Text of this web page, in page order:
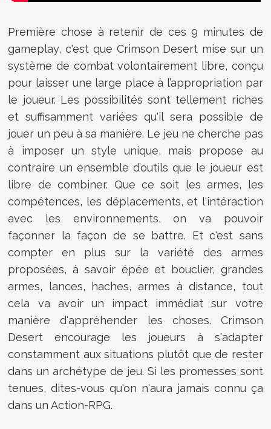
Première chose à retenir de ces 9 minutes de
gameplay, c'est que Crimson Desert mise sur un
système de combat volontairement libre, conçu
pour laisser une large place à l’appropriation par
le joueur. Les possibilités sont tellement riches
et suffisamment variées qu'il sera possible de
jouer un peu à sa manière. Le jeu ne cherche pas
à imposer un style unique, mais propose au
contraire un ensemble d’outils que le joueur est
libre de combiner. Que ce soit les armes, les
compétences, les déplacements, et l'intéraction
avec les environnements, on va pouvoir
façonner la façon de se battre. Et c'est sans
compter en plus sur la variété des armes
proposées, à savoir épée et bouclier, grandes
armes, lances, haches, armes à distance, tout
cela va avoir un impact immédiat sur votre
manière d'appréhender les choses. Crimson
Desert encourage les joueurs à s'adapter
constamment aux situations plutôt que de rester
dans un archétype de jeu. Si les promesses sont
tenues, dites-vous qu'on n'aura jamais connu ça
dans un Action-RPG.